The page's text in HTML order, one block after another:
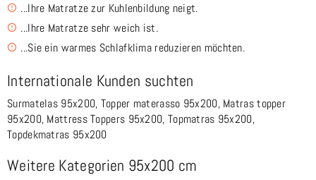
...Ihre Matratze zur Kuhlenbildung neigt.
...Ihre Matratze sehr weich ist.
...Sie ein warmes Schlafklima reduzieren möchten.
Internationale Kunden suchten
Surmatelas 95x200, Topper materasso 95x200, Matras topper
95x200, Mattress Toppers 95x200, Topmatras 95x200,
Topdekmatras 95x200
Weitere Kategorien 95x200 cm